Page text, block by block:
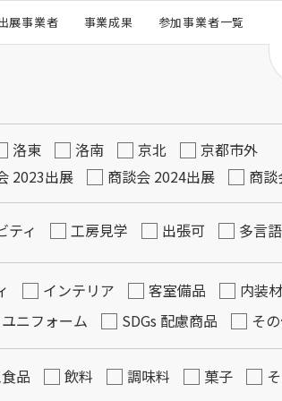
展事業者 事業成果 参加事業者一覧
洛東 洛南 京北
京都市外
2023出展 商談会 2024出展 商
ティ 工房見学 出張可 多言
インテリア 客室備品 内装材
ユニフォーム SDGs 配慮商品 そ
品 飲料 調味料 菓子